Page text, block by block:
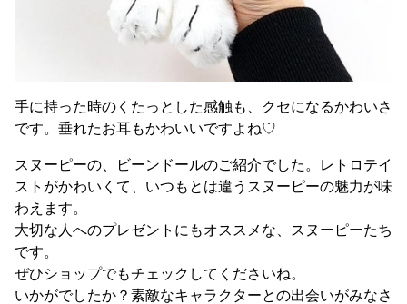
手に持った時のくたっとした感触も、クセになるかわいさ
です。垂れたお耳もかわいいですよね♡
スヌーピーの、ビーンドールのご紹介でした。レトロテイ
ストがかわいくて、いつもとは違うスヌーピーの魅力が味
わえます。
大切な人へのプレゼントにもオススメな、スヌーピーたち
です。
ぜひショップでもチェックしてくださいね。
いかがでしたか？素敵なキャラクターとの出会いがみなさ